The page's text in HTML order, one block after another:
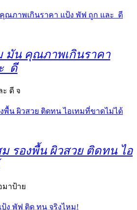
มัน คุณภาพเกินราคา
ดี
ะ ดี จ
รองพื้น ผิวสวย ติดทน ไอ
าป้าย